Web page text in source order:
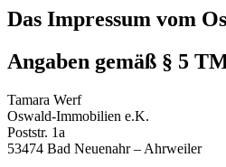
Das Impressum vom
Angaben gemäß § 5
Tamara Werf
Oswald-Immobilien e.K.
Poststr. 1a
53474 Bad Neuenahr – Ahrweiler